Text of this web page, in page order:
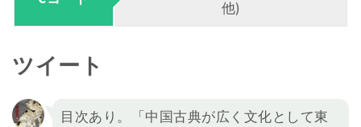
他)
ツイート
目次あり。「中国古典が広く文化として東